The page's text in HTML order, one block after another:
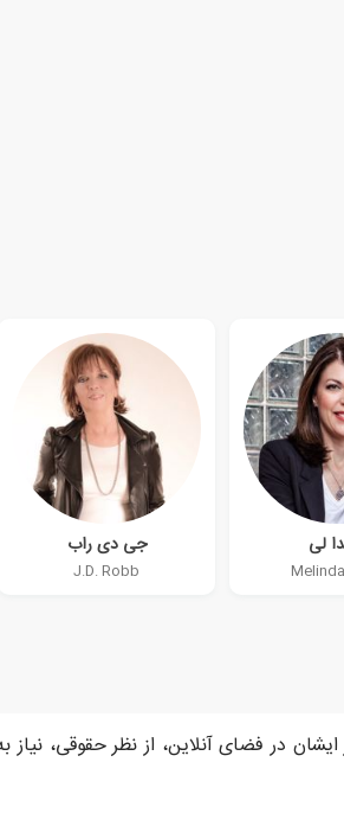
لی جی دی راب
J.D. Robb
در فضای آنلاین، از نظر حقوقی، نیاز